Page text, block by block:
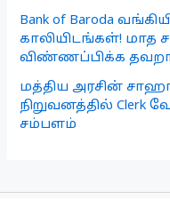
Bank of Baroda
காலியிடங்கள்! மாத
விண்ணப்பிக்க
மத்திய அரசின்
நிறுவனத்தில் Clerk
சம்பளம்